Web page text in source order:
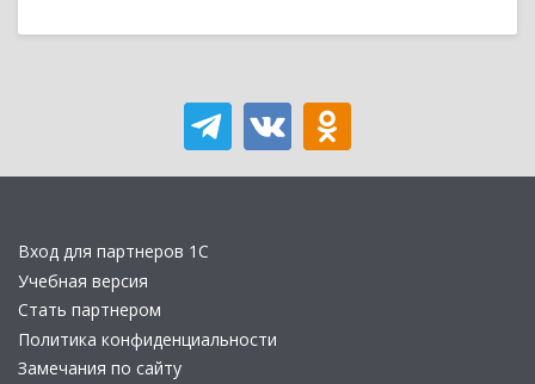
Вход для партнеров 1С
Учебная версия
Стать партнером
Политика конфиденциальности
Замечания по сайту